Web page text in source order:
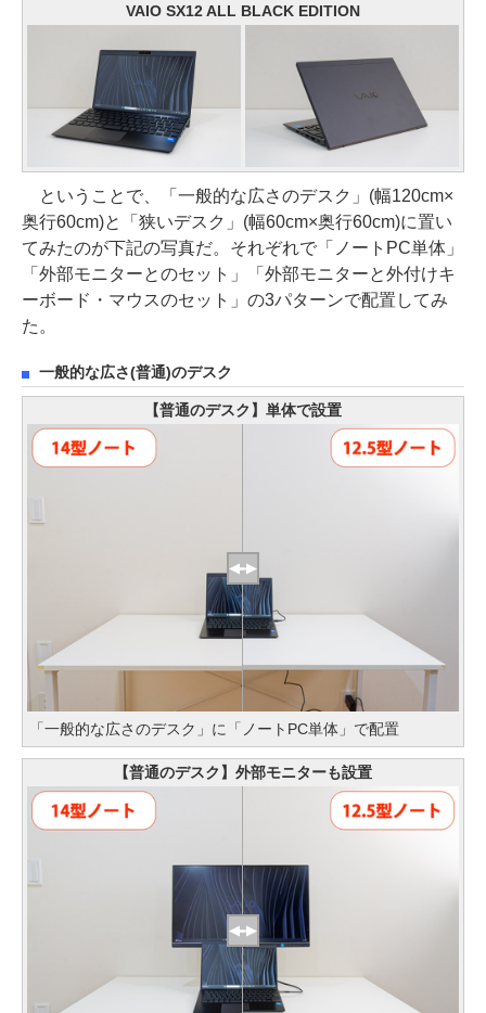
VAIO SX12 ALL BLACK EDITION
ということで、「一般的な広さのデスク」(幅120cm×
奥行60cm)と「狭いデスク」(幅60cm×奥行60cm)に置い
てみたのが下記の写真だ。それぞれで「ノートPC単体」
「外部モニターとのセット」「外部モニターと外付けキ
ーボード・マウスのセット」の3パターンで配置してみ
た。
一般的な広さ(普通)のデスク
【普通のデスク】単体で設置
「一般的な広さのデスク」に「ノートPC単体」で配置
【普通のデスク】外部モニターも設置